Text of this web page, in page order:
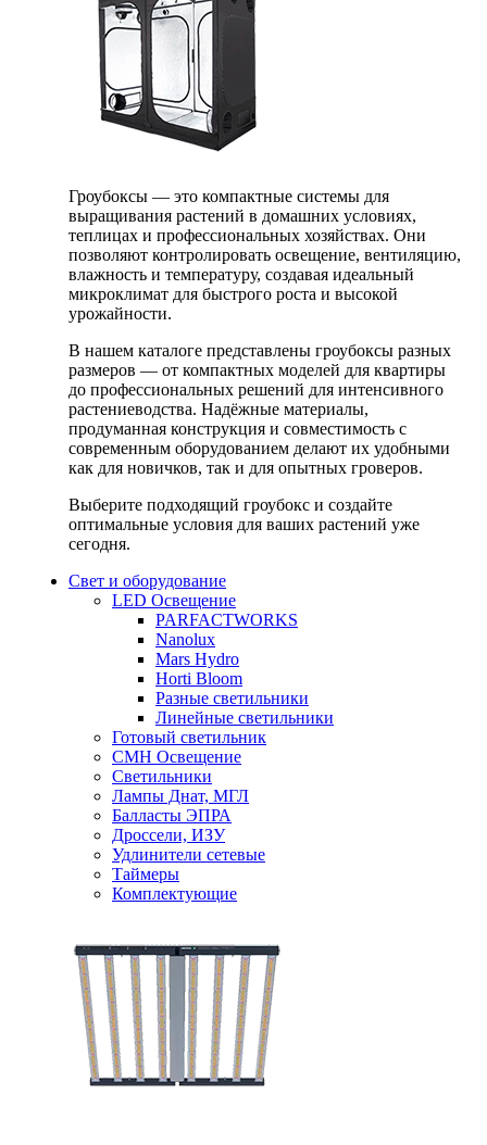
Гроубоксы — это компактные системы для
выращивания растений в домашних условиях,
теплицах и профессиональных хозяйствах. Они
позволяют контролировать освещение, вентиляцию,
влажность и температуру, создавая идеальный
микроклимат для быстрого роста и высокой
урожайности.
В нашем каталоге представлены гроубоксы разных
размеров — от компактных моделей для квартиры
до профессиональных решений для интенсивного
растениеводства. Надёжные материалы,
продуманная конструкция и совместимость с
современным оборудованием делают их удобными
как для новичков, так и для опытных гроверов.
Выберите подходящий гроубокс и создайте
оптимальные условия для ваших растений уже
сегодня.
Свет и оборудование
LED Освещение
PARFACTWORKS
Nanolux
Mars Hydro
Horti Bloom
Разные светильники
Линейные светильники
Готовый светильник
CMH Освещение
Светильники
Лампы Днат, МГЛ
Балласты ЭПРА
Дроссели, ИЗУ
Удлинители сетевые
Таймеры
Комплектующие